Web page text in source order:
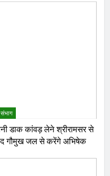
डाक कांवड़ लेने श्रीरामसर से
गौमुख जल से करेंगे अभिषेक